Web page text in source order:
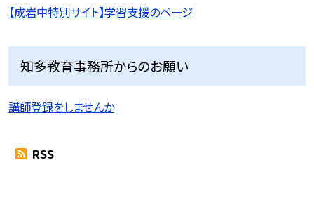
【成岩中特別サイト】学習支援のページ
知多教育事務所からのお願い
講師登録をしませんか
RSS